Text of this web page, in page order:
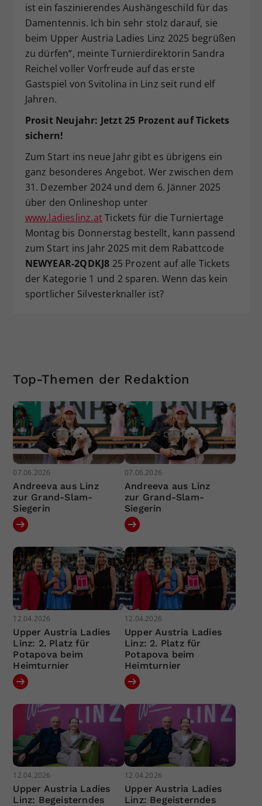
ist ein faszinierendes Aushängeschild für das
Damentennis. Ich bin sehr stolz darauf, sie
beim Upper Austria Ladies Linz 2025 begrüßen
zu dürfen“, meinte Turnierdirektorin Sandra
Reichel voller Vorfreude auf das erste
Gastspiel von Svitolina in Linz seit rund elf
Jahren.
Prosit Neujahr: Jetzt 25 Prozent auf Tickets
sichern!
Zum Start ins neue Jahr gibt es übrigens ein
ganz besonderes Angebot. Wer zwischen dem
31. Dezember 2024 und dem 6. Jänner 2025
über den Onlineshop unter
www.ladieslinz.atTickets für die Turniertage
Montag bis Donnerstag bestellt, kann passend
zum Start ins Jahr 2025 mit dem Rabattcode
NEWYEAR-2QDKJ8 25 Prozent auf alle Tickets
der Kategorie 1 und 2 sparen. Wenn das kein
sportlicher Silvesterknaller ist?
Top-Themen der Redaktion
07.06.2026
Andreeva aus Linz
zur Grand-Slam-
Siegerin
07.06.2026
Andreeva aus Linz
zur Grand-Slam-
Siegerin
12.04.2026
Upper Austria Ladies
Linz: 2. Platz für
Potapova beim
Heimturnier
12.04.2026
Upper Austria Ladies
Linz: 2. Platz für
Potapova beim
Heimturnier
12.04.2026
Upper Austria Ladies
Linz: Begeisterndes
12.04.2026
Upper Austria Ladies
Linz: Begeisterndes